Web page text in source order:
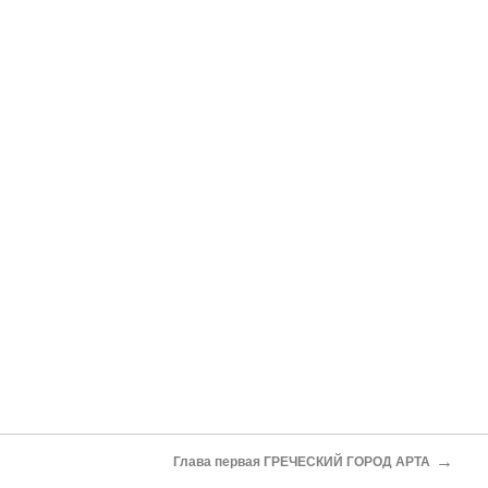
Глава первая ГРЕЧЕСКИЙ ГОРОД АРТА →